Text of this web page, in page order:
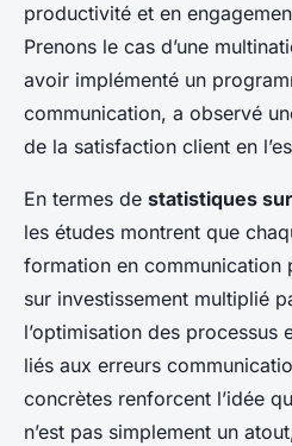
productivité et en
Prenons le cas d’une
avoir implémenté un
communication, a observé
de la satisfaction client en
En termes de statistiques
les études montrent que
formation en communication
sur investissement multiplié
l’optimisation des processus
liés aux erreurs
concrètes renforcent l’idée
n’est pas simplement un